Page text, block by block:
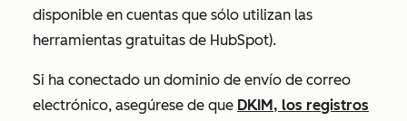
disponible en cuentas que sólo utilizan las
herramientas gratuitas de HubSpot).
Si ha conectado un dominio de envío de correo
electrónico, asegúrese de que DKIM, los registros